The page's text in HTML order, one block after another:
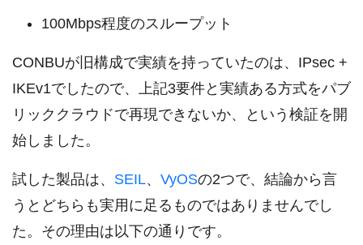
100Mbps程度のスループット
CONBUが旧構成で実績を持っていたのは、IPsec +
IKEv1でしたので、上記3要件と実績ある方式をパブ
リッククラウドで再現できないか、という検証を開
始しました。
試した製品は、 SEIL、 VyOSの2つで、結論から言
うとどちらも実用に足るものではありませんでし
た。その理由は以下の通りです。